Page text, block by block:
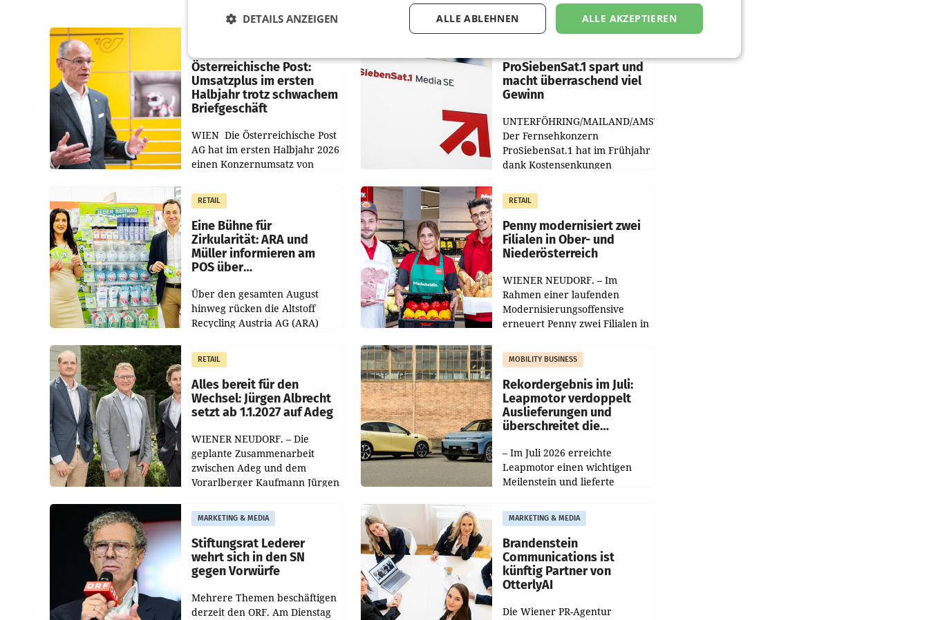
Österreichische Post:
Umsatzplus im ersten
Halbjahr trotz schwachem
Briefgeschäft
WIEN Die Österreichische Post
AG hat im ersten Halbjahr 2026
einen Konzernumsatz von
erwirtschaftet, was einem Plus
von 3,8 Prozent gegenüber
dem Vergleichszeitraum
ProSiebenSat.1 spart und
macht überraschend viel
Gewinn
UNTERFÖHRING/MAILAND/AMSTERDAM.
Der Fernsehkonzern
ProSiebenSat.1 hat im Frühjahr
dank Kostensenkungen
gemacht und die
Markterwartung deutlich
übertroffen.
RETAIL
Eine Bühne für
Zirkularität: ARA und
Müller informieren am
POS über
Über den gesamten August
hinweg rücken die Altstoff
Recycling Austria AG (ARA)
Müller die Initiative „Kreislauf-
Helden“ in allen
österreichischen Müller-Filialen
RETAIL
Penny modernisiert zwei
Filialen in Ober- und
Niederösterreich
WIENER NEUDORF. – Im
Rahmen einer laufenden
Modernisierungsoffensive
erneuert Penny zwei Filialen in
Die beiden Standorte liegen in
Haag sowie im rund
RETAIL
Alles bereit für den
Wechsel: Jürgen Albrecht
setzt ab 1.1.2027 auf Adeg
WIENER NEUDORF. – Die
geplante Zusammenarbeit
zwischen Adeg und dem
Vorarlberger Kaufmann Jürgen
freigegeben: Die
Bundeswettbewerbsbehörde
und der Bundeskartellanwalt
MOBILITY BUSINESS
Rekordergebnis im Juli:
Leapmotor verdoppelt
Auslieferungen und
überschreitet die
– Im Juli 2026 erreichte
Leapmotor einen wichtigen
Meilenstein und lieferte
aus, womit sich das Ergebnis
gegenüber Juli 2025 mehr als
verdoppelte (+102
MARKETING & MEDIA
Stiftungsrat Lederer
wehrt sich in den SN
gegen Vorwürfe
Mehrere Themen beschäftigen
derzeit den ORF. Am Dienstag
MARKETING & MEDIA
Brandenstein
Communications ist
künftig Partner von
OtterlyAI
Die Wiener PR-Agentur
ALLE AKZEPTIEREN
ALLE ABLEHNEN
DETAILS ANZEIGEN